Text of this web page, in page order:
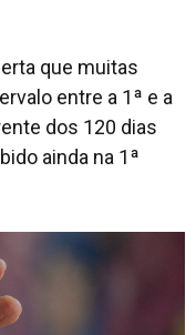
que muitas
entre a 1ª e a
dos 120 dias
ainda na 1ª